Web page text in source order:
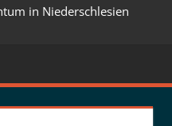
in Niederschlesien